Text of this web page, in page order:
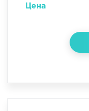
Цена